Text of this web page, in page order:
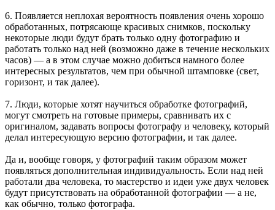
6. Появляется неплохая вероятность появления очень хорошо
обработанных, потрясающе красивых снимков, поскольку
некоторые люди будут брать только одну фотографию и
работать только над ней (возможно даже в течение нескольких
часов) — а в этом случае можно добиться намного более
интересных результатов, чем при обычной штамповке (свет,
горизонт, и так далее).
7. Люди, которые хотят научиться обработке фотографий,
могут смотреть на готовые примеры, сравнивать их с
оригиналом, задавать вопросы фотографу и человеку, который
делал интересующую версию фотографии, и так далее.
Да и, вообще говоря, у фотографий таким образом может
появляться дополнительная индивидуальность. Если над ней
работали два человека, то мастерство и идеи уже двух человек
будут присутствовать на обработанной фотографии — а не,
как обычно, только фотографа.